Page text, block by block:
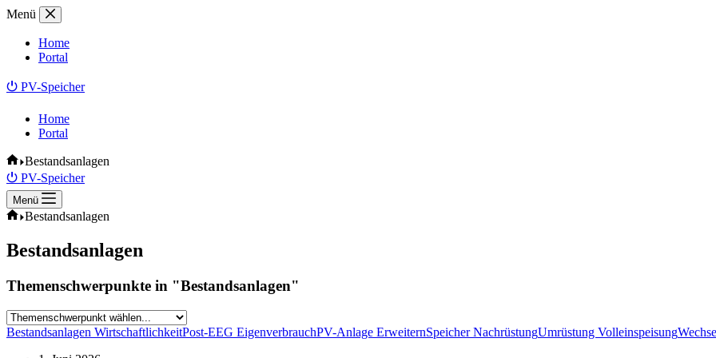
Zum
springen
Menü
Home
Portal
⏻ PV-Speicher
Home
Portal
Start
Bestandsanlagen
⏻ PV-Speicher
Menü
Start
Bestandsanlagen
Bestandsanlagen
Themenschwerpunkte in "Bestandsanlagen"
Bestandsanlagen WirtschaftlichkeitPost-EEG EigenverbrauchPV-Anlage ErweiternSpeicher NachrüstungUmrüstung Volleinspeisung